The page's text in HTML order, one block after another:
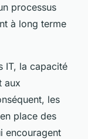
processus
à long terme
IT, la capacité
aux
les
place des
encouragent